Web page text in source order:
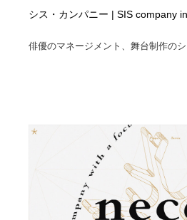
シス・カンパニー | SIS company
俳優のマネージメント、舞台制作の